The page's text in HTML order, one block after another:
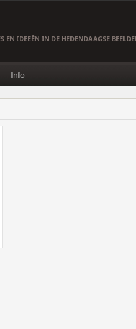
EN IDEEËN IN DE HEDENDAAGSE
Info